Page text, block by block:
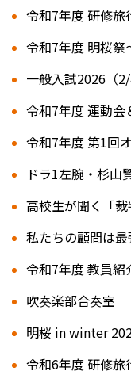
令和7年度 研修旅
令和7年度 明桜祭
一般入試2026（2/
令和7年度 運動
令和7年度 第1回
ドラ1左腕・杉山
高校生が聞く「裁
私たちの顧問は
令和7年度 教員紹
吹奏楽部合奏室
明桜 in winter
令和6年度 研修旅